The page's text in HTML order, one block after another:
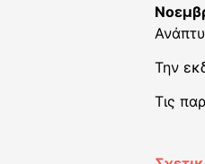
Την
Τις